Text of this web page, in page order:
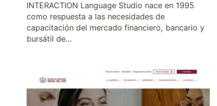
INTERACTION Language Studio nace en 1995
como respuesta a las necesidades de
capacitación del mercado financiero, bancario y
bursátil de…